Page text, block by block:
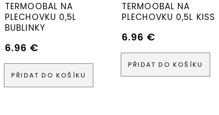
TERMOOBAL NA
PLECHOVKU 0,5L
BUBLINKY
6.96 €
PŘIDAT DO KOŠÍKU
TERMOOBAL NA
PLECHOVKU 0,5L KISS
6.96 €
PŘIDAT DO KOŠÍKU